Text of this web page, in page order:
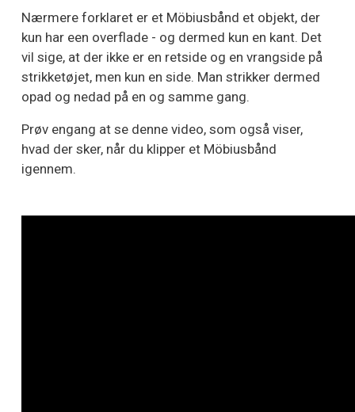
Nærmere forklaret er et Möbiusbånd et objekt, der
kun har een overflade - og dermed kun en kant. Det
vil sige, at der ikke er en retside og en vrangside på
strikketøjet, men kun en side. Man strikker dermed
opad og nedad på en og samme gang.
Prøv engang at se denne video, som også viser,
hvad der sker, når du klipper et Möbiusbånd
igennem.